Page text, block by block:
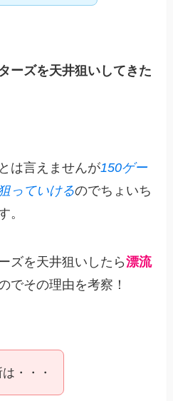
ーズを天井狙いしてきた
は言えませんが150ゲー
っていけるのでちょいち
。
ズを天井狙いしたら漂流
でその理由を考察！
・・・